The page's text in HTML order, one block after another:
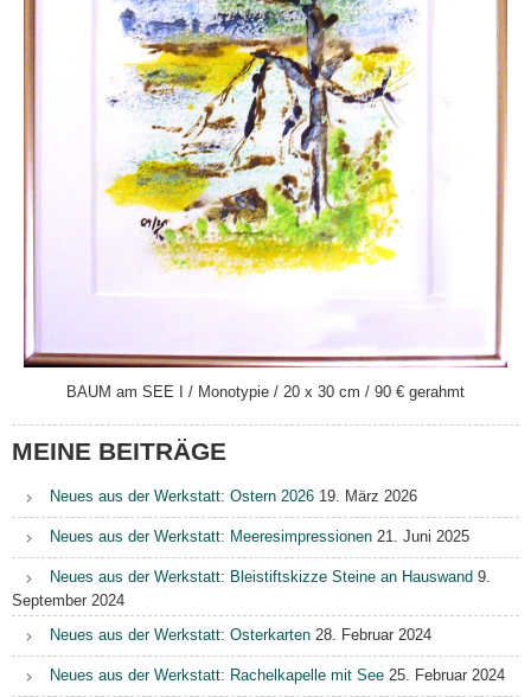
BAUM am SEE I / Monotypie / 20 x 30 cm / 90 € gerahmt
MEINE BEITRÄGE
Neues aus der Werkstatt: Ostern 2026 19. März 2026
Neues aus der Werkstatt: Meeresimpressionen 21. Juni 2025
Neues aus der Werkstatt: Bleistiftskizze Steine an Hauswand 9.
September 2024
Neues aus der Werkstatt: Osterkarten 28. Februar 2024
Neues aus der Werkstatt: Rachelkapelle mit See 25. Februar 2024